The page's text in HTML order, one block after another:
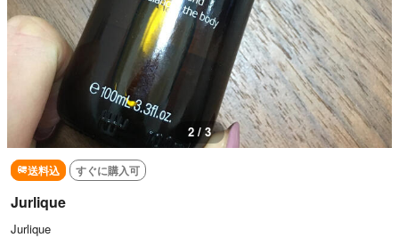
2 / 3
送料込 すぐに購入可
Jurlique
Jurlique